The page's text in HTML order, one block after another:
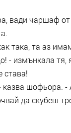
вади чаршаф
така, та аз
- измънкала тя,
става!
казва шофьора.
да скубеш